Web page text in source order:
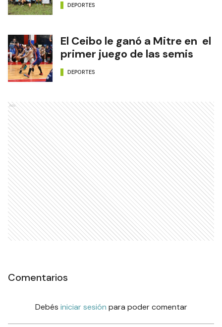
DEPORTES
El Ceibo le ganó a Mitre en el
primer juego de las semis
DEPORTES
Ads
Comentarios
Debés iniciar sesión para poder comentar